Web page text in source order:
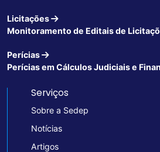
Licitações
Monitoramento de Editais de
Perícias
Perícias em Cálculos Judiciais e
Serviços
Sobre a Sedep
Notícias
Artigos